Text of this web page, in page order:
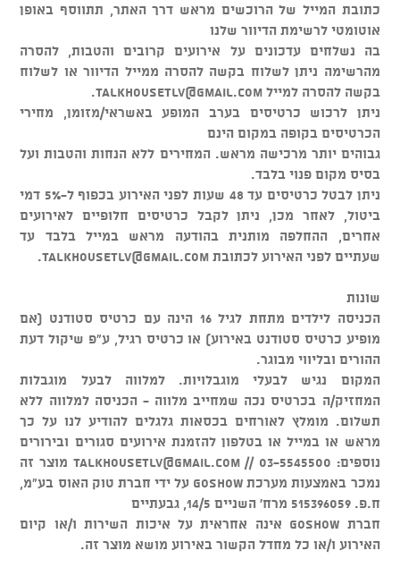
כתובת המייל של הרוכשים מראש דרך האתר, תתווסף באופן
אוטומטי לרשימת הדיוור שלנו
בה נשלחים עדכונים על אירועים קרובים והטבות, להסרה
מהרשימה ניתן לשלוח בקשה להסרה ממייל הדיוור או לשלוח
בקשה להסרה למיילtalkhousetlv@gmail.com
.
ניתן לרכוש כרטיסים בערב המופע באשראי/מזומן, מחירי
הכרטיסים בקופה במקום הינם
גבוהים יותר מרכישה מראש. המחירים ללא הנחות והטבות ועל
בסיס מקום פנוי בלבד.
ניתן לבטל כרטיסים עד 48 שעות לפני האירוע בכפוף ל-5% דמי
ביטול, לאחר מכן, ניתן לקבל כרטיסים חלופיים לאירועים
אחרים, ההחלפה מותנית בהודעה מראש במייל בלבד עד
שעתיים לפני האירוע לכתובתtalkhousetlv@gmail.com
.
שונות
הכניסה לילדים מתחת לגיל 16 הינה עם כרטיס סטודנט (אם
מופיע כרטיס סטודנט באירוע) או כרטיס רגיל, ע"פ שיקול דעת
ההורים ובליווי מבוגר.
המקום נגיש לבעלי מוגבלויות. למלווה לבעל מוגבלות
המחזיק/ה בכרטיס נכה שמחייב מלווה - הכניסה למלווה ללא
תשלום. מומלץ לאורחים בכסאות גלגלים להודיע לנו על כך
מראש או במייל או בטלפון להזמנת אירועים סגורים ובירורים
נוספים: 03-5545500 //
talkhousetlv@gmail.com מוצר זה
נמכר באמצעות מערכת GOSHOW על ידי חברת טוק האוס בע"מ,
ח.פ. 515396059 מרח' השניים 14/5, גבעתיים
חברת GOSHOW אינה אחראית על איכות השירות ו/או קיום
האירוע ו/או כל מחדל הקשור באירוע מושא מוצר זה.